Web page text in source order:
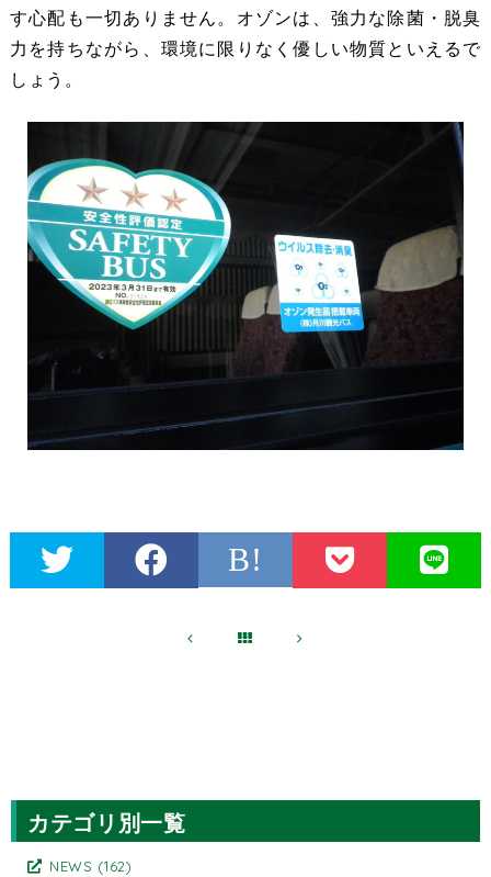
す心配も一切ありません。オゾンは、強力な除菌・脱臭
力を持ちながら、環境に限りなく優しい物質といえるで
しょう。
B!
カテゴリ別一覧
NEWS (162)